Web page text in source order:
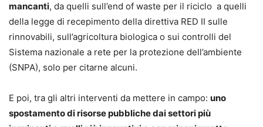
mancanti, da quelli sull’end of waste per il riciclo a quelli
della legge di recepimento della direttiva RED II sulle
rinnovabili, sull’agricoltura biologica o sui controlli del
Sistema nazionale a rete per la protezione dell’ambiente
(SNPA), solo per citarne alcuni.
E poi, tra gli altri interventi da mettere in campo: uno
spostamento di risorse pubbliche dai settori più